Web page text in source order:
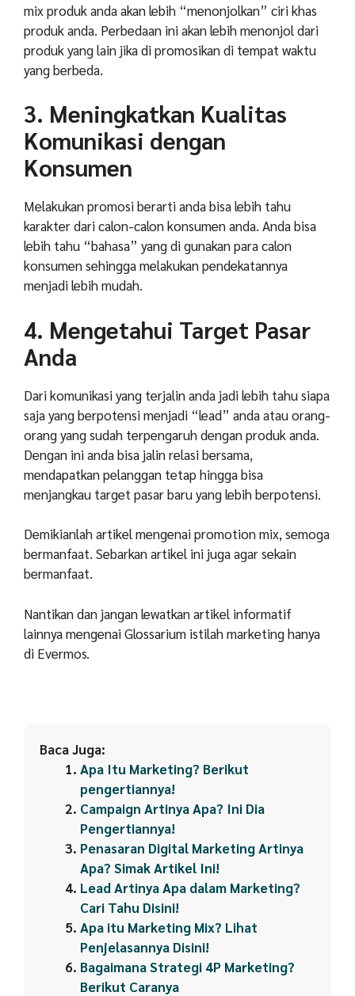
mix produk anda akan lebih “menonjolkan” ciri khas
produk anda. Perbedaan ini akan lebih menonjol dari
produk yang lain jika di promosikan di tempat waktu
yang berbeda.
3. Meningkatkan Kualitas
Komunikasi dengan
Konsumen
Melakukan promosi berarti anda bisa lebih tahu
karakter dari calon-calon konsumen anda. Anda bisa
lebih tahu “bahasa” yang di gunakan para calon
konsumen sehingga melakukan pendekatannya
menjadi lebih mudah.
4. Mengetahui Target Pasar
Anda
Dari komunikasi yang terjalin anda jadi lebih tahu siapa
saja yang berpotensi menjadi “lead” anda atau orang-
orang yang sudah terpengaruh dengan produk anda.
Dengan ini anda bisa jalin relasi bersama,
mendapatkan pelanggan tetap hingga bisa
menjangkau target pasar baru yang lebih berpotensi.
Demikianlah artikel mengenai promotion mix, semoga
bermanfaat. Sebarkan artikel ini juga agar sekain
bermanfaat.
Nantikan dan jangan lewatkan artikel informatif
lainnya mengenai Glossarium istilah marketing hanya
di Evermos.
Baca Juga:
Apa Itu Marketing? Berikut
pengertiannya!
Campaign Artinya Apa? Ini Dia
Pengertiannya!
Penasaran Digital Marketing Artinya
Apa? Simak Artikel Ini!
Lead Artinya Apa dalam Marketing?
Cari Tahu Disini!
Apa itu Marketing Mix? Lihat
Penjelasannya Disini!
Bagaimana Strategi 4P Marketing?
Berikut Caranya